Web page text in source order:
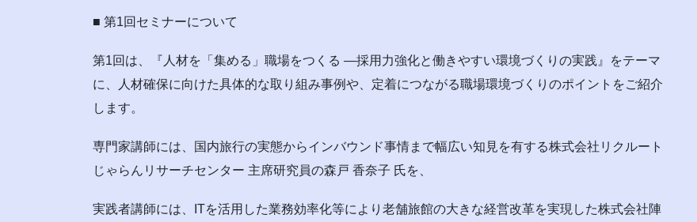
■ 第1回セミナーについて
第1回は、『人材を「集める」職場をつくる —採用力強化と働きやすい環境づくりの実践』をテーマ
に、人材確保に向けた具体的な取り組み事例や、定着につながる職場環境づくりのポイントをご紹介
します。
専門家講師には、国内旅行の実態からインバウンド事情まで幅広い知見を有する株式会社リクルート
じゃらんリサーチセンター 主席研究員の森戸 香奈子 氏を、
実践者講師には、ITを活用した業務効率化等により老舗旅館の大きな経営改革を実現した株式会社陣